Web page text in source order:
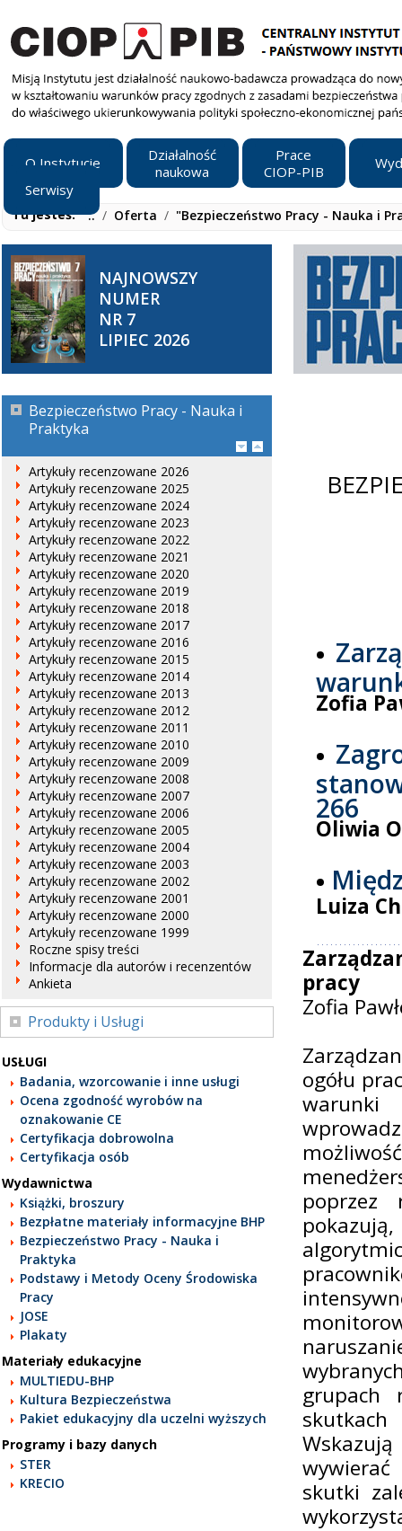
O Instytucie
Działalność
naukowa
Prace
CIOP-PIB
Serwisy
Tu jesteś: ../ Oferta / "Bezpieczeństwo Pracy - Nauka i
NAJNOWSZY
NUMER
NR 7
LIPIEC 2026
Bezpieczeństwo Pracy - Nauka i
Praktyka
Artykuły recenzowane 2026
Artykuły recenzowane 2025
Artykuły recenzowane 2024
Artykuły recenzowane 2023
Artykuły recenzowane 2022
Artykuły recenzowane 2021
Artykuły recenzowane 2020
Artykuły recenzowane 2019
Artykuły recenzowane 2018
Artykuły recenzowane 2017
Artykuły recenzowane 2016
Artykuły recenzowane 2015
Artykuły recenzowane 2014
Artykuły recenzowane 2013
Artykuły recenzowane 2012
Artykuły recenzowane 2011
Artykuły recenzowane 2010
Artykuły recenzowane 2009
Artykuły recenzowane 2008
Artykuły recenzowane 2007
Artykuły recenzowane 2006
Artykuły recenzowane 2005
Artykuły recenzowane 2004
Artykuły recenzowane 2003
Artykuły recenzowane 2002
Artykuły recenzowane 2001
Artykuły recenzowane 2000
Artykuły recenzowane 1999
Roczne spisy treści
Informacje dla autorów i recenzentów
Ankieta
Produkty i Usługi
USŁUGI
Badania, wzorcowanie i inne usługi
Ocena zgodność wyrobów na
oznakowanie CE
Certyfikacja dobrowolna
Certyfikacja osób
Wydawnictwa
Książki, broszury
Bezpłatne materiały informacyjne BHP
Bezpieczeństwo Pracy - Nauka i
Praktyka
Podstawy i Metody Oceny Środowiska
Pracy
JOSE
Plakaty
Materiały edukacyjne
MULTIEDU-BHP
Kultura Bezpieczeństwa
Pakiet edukacyjny dla uczelni wyższych
Programy i bazy danych
STER
KRECIO
Zofia
266
Oliwia
Luiza
pracy
Zofia
ogółu
warunki
poprzez
grupach
wywierać
skutki